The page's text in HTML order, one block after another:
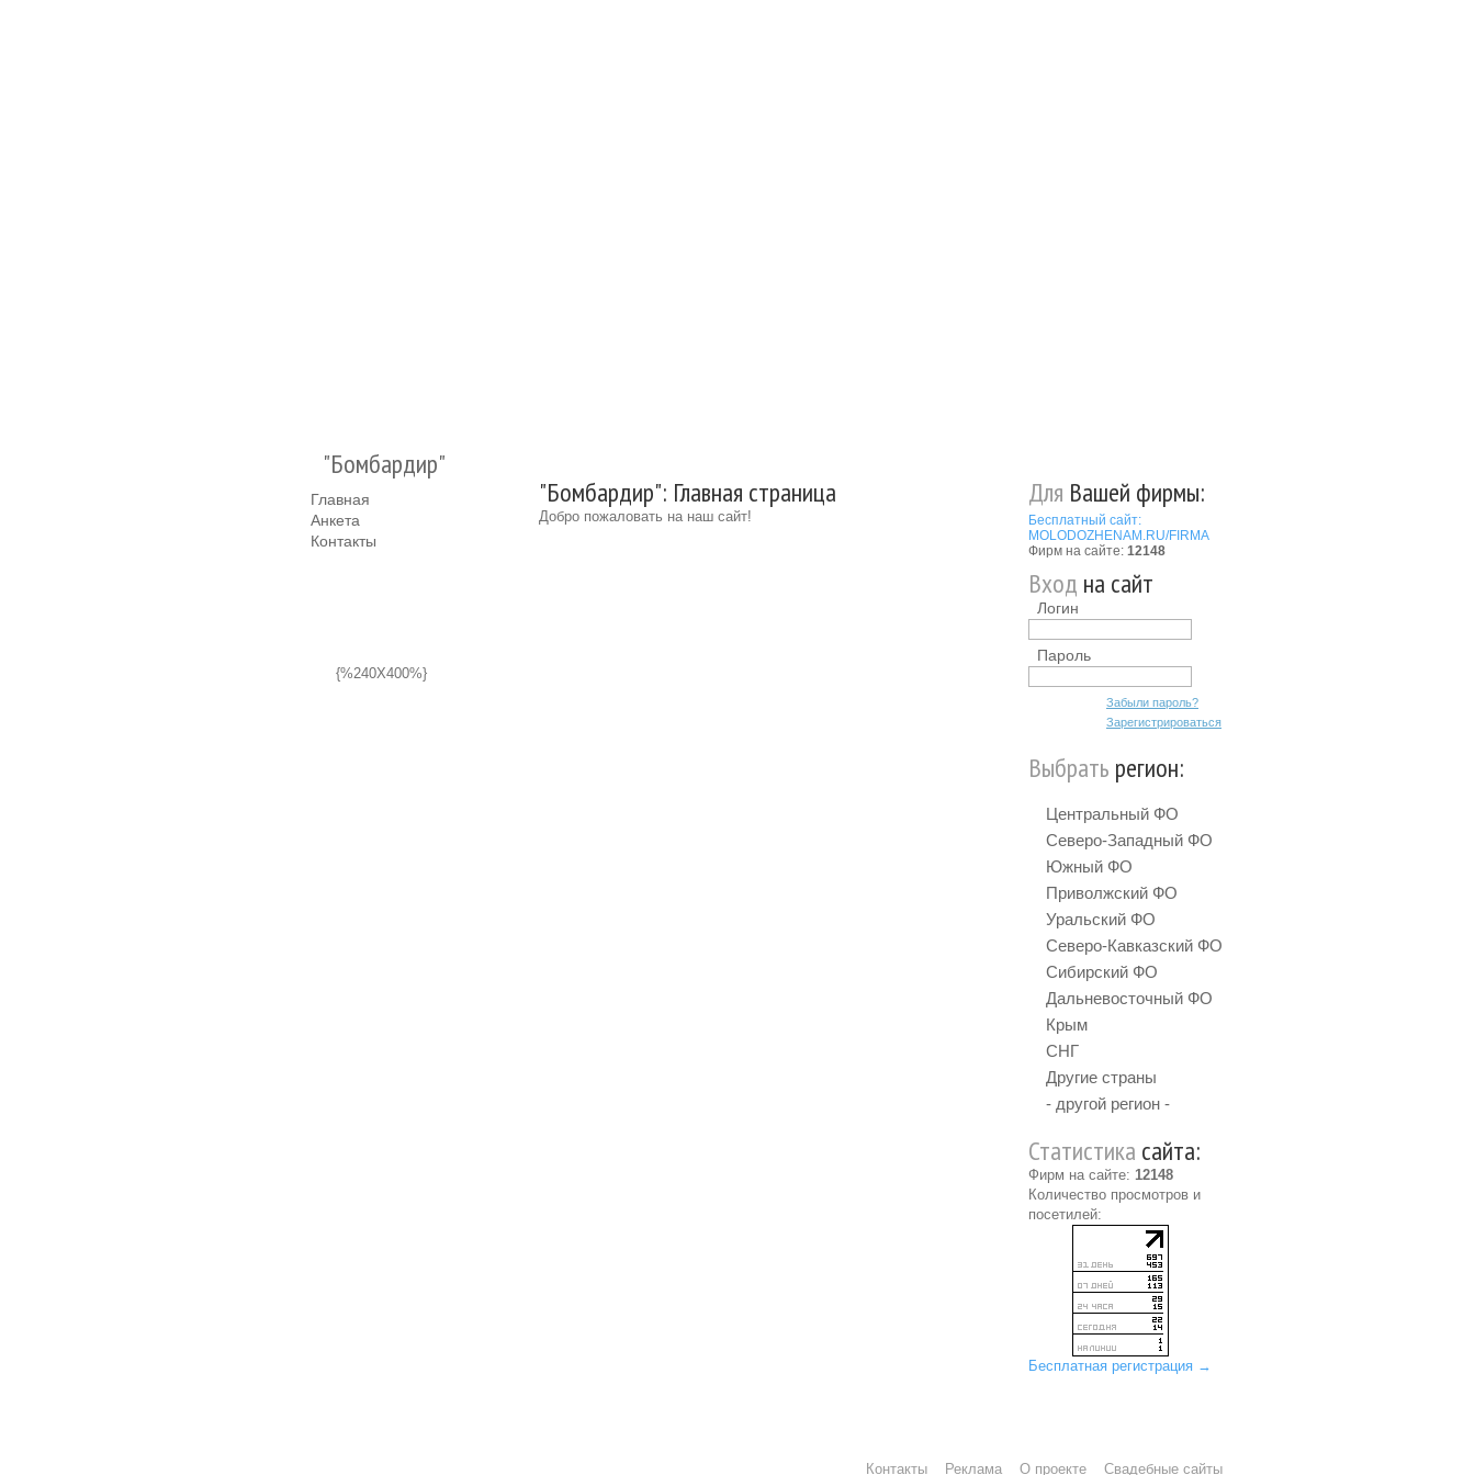
"Бомбардир"
Главная
Анкета
Контакты
{%240X400%}
"Бомбардир": Главная страница
Добро пожаловать на наш сайт!
Для Вашей фирмы:
Бесплатный сайт:
MOLODOZHENAM.RU/FIRMA
Фирм на сайте: 12148
Вход на сайт
Логин
Пароль
Забыли пароль?
Зарегистрироваться
Выбрать регион:
Центральный ФО
Северо-Западный ФО
Южный ФО
Приволжский ФО
Уральский ФО
Северо-Кавказский ФО
Сибирский ФО
Дальневосточный ФО
Крым
СНГ
Другие страны
- другой регион -
Статистика сайта:
Фирм на сайте: 12148
Количество просмотров и
посетилей:
Бесплатная регистрация →
Контакты Реклама О проекте Свадебные сайты